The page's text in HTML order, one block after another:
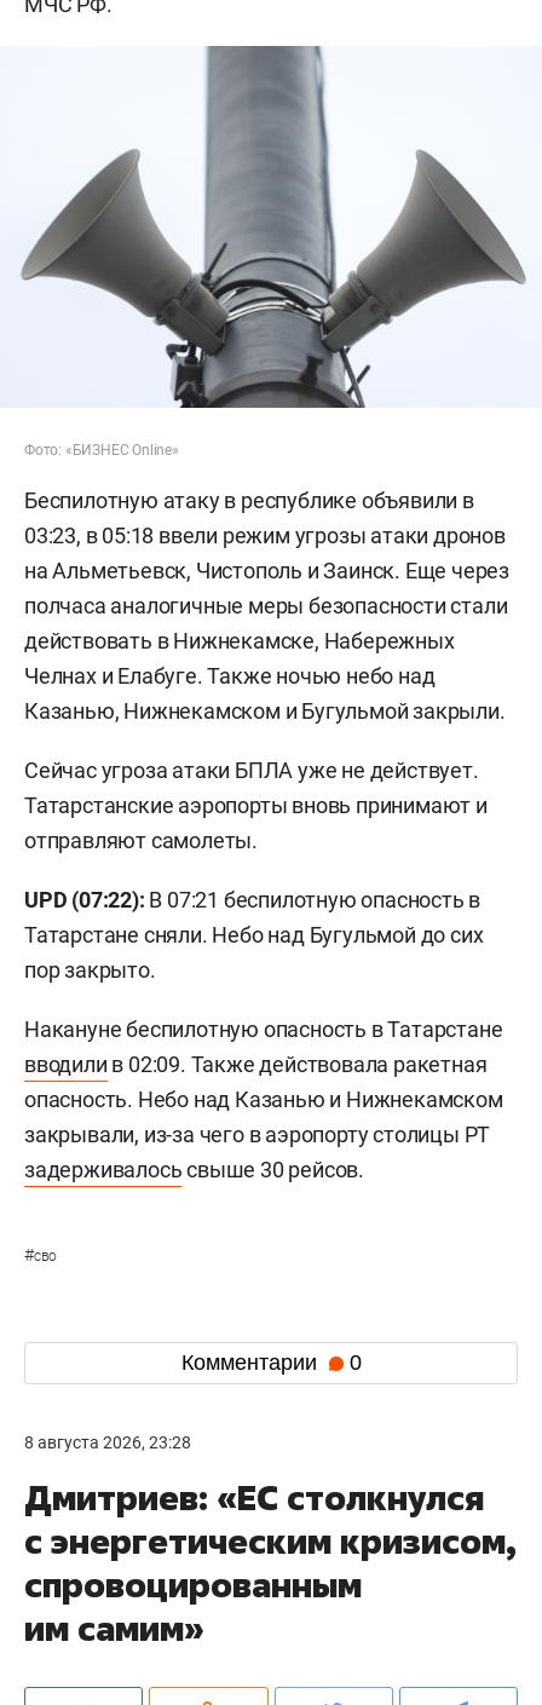
Фото: «БИЗНЕС Online»
Беспилотную атаку в республике объявили в
03:23, в 05:18 ввели режим угрозы атаки дронов
на Альметьевск, Чистополь и Заинск. Еще через
полчаса аналогичные меры безопасности стали
действовать в Нижнекамске, Набережных
Челнах и Елабуге. Также ночью небо над
Казанью, Нижнекамском и Бугульмой закрыли.
Сейчас угроза атаки БПЛА уже не действует.
Татарстанские аэропорты вновь принимают и
отправляют самолеты.
UPD (07:22): В 07:21 беспилотную опасность в
Татарстане сняли. Небо над Бугульмой до сих
пор закрыто.
Накануне беспилотную опасность в Татарстане
вводили в 02:09. Также действовала ракетная
опасность. Небо над Казанью и Нижнекамском
закрывали, из-за чего в аэропорту столицы РТ
задерживалосьсвыше 30 рейсов.
#сво
Комментарии 0
8 августа 2026, 23:28
Дмитриев: «ЕС столкнулся
с энергетическим кризисом,
спровоцированным
им самим»